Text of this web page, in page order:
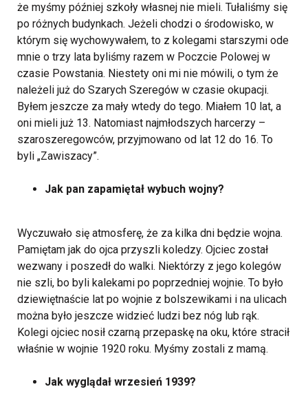
że myśmy później szkoły własnej nie mieli. Tułaliśmy się
po różnych budynkach. Jeżeli chodzi o środowisko, w
którym się wychowywałem, to z kolegami starszymi ode
mnie o trzy lata byliśmy razem w Poczcie Polowej w
czasie Powstania. Niestety oni mi nie mówili, o tym że
należeli już do Szarych Szeregów w czasie okupacji.
Byłem jeszcze za mały wtedy do tego. Miałem 10 lat, a
oni mieli już 13. Natomiast najmłodszych harcerzy –
szaroszeregowców, przyjmowano od lat 12 do 16. To
byli „Zawiszacy”.
Jak pan zapamiętał wybuch wojny?
Wyczuwało się atmosferę, że za kilka dni będzie wojna.
Pamiętam jak do ojca przyszli koledzy. Ojciec został
wezwany i poszedł do walki. Niektórzy z jego kolegów
nie szli, bo byli kalekami po poprzedniej wojnie. To było
dziewiętnaście lat po wojnie z bolszewikami i na ulicach
można było jeszcze widzieć ludzi bez nóg lub rąk.
Kolegi ojciec nosił czarną przepaskę na oku, które stracił
właśnie w wojnie 1920 roku. Myśmy zostali z mamą.
Jak wyglądał wrzesień 1939?